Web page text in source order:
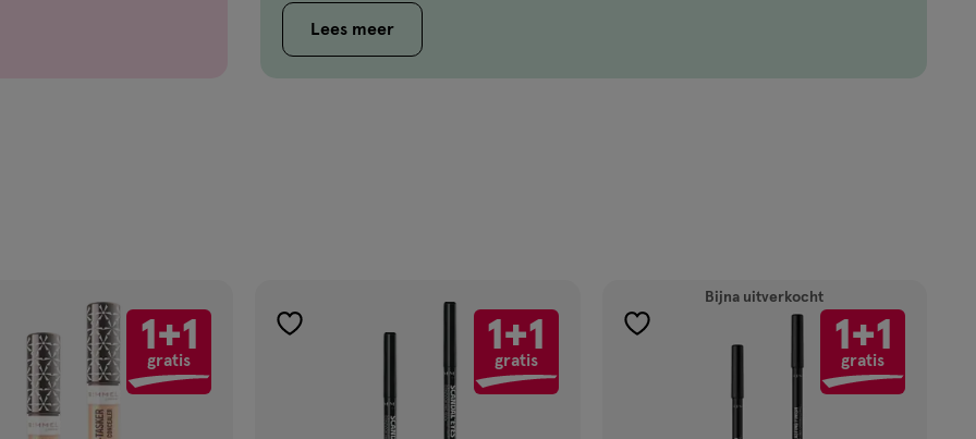
je het beste kunt gebruiken om jouw wimpers te laten spreken? Je
vindt de antwoorden op deze, en andere, vragen hier!
Lees meer
1+1
gratis
1+1
gratis
toevoegen
Bijna uitverkocht
1+1
gratis
toevoegen